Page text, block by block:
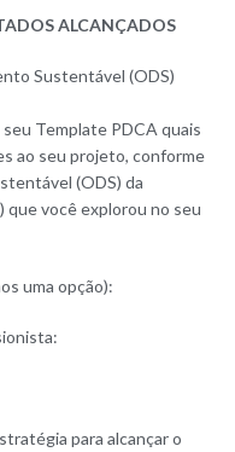
ALCANÇADOS
Sustentável (ODS)
Template PDCA quais
ao seu projeto, conforme
(ODS) da
que você explorou no seu
uma opção):
para alcançar o